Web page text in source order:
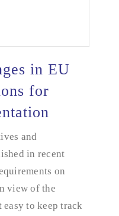
and implications
in EU
for
and
in recent
on
view of the
easy to keep track